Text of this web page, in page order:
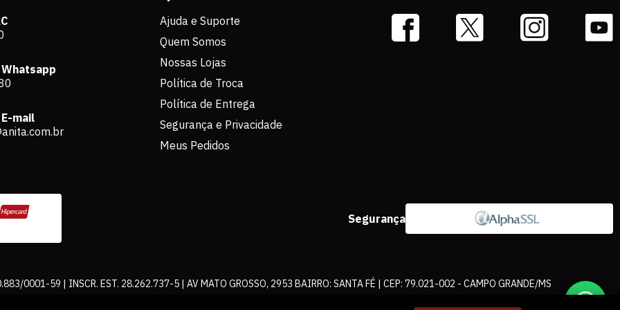
mail
Ajuda e Suporte
Quem Somos
Nossas Lojas
Política de Troca
Política de Entrega
Segurança e Privacidade
Meus Pedidos
Segurança
0001-59 | INSCR. EST. 28.262.737-5 | AV MATO GROSSO, 2953 BAIRRO: SANTA FÉ | CEP: 79.021-002 - CAMPO GRANDE/MS